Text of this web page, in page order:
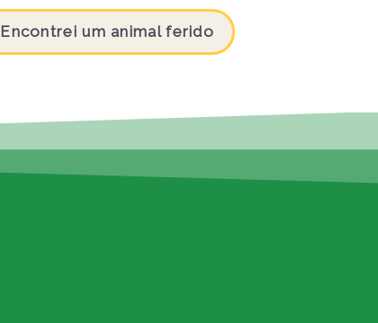
Encontrei um animal ferido